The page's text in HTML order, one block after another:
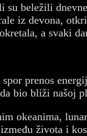
su beležili
iz devona,
a svaki
prenos
bio bliži našoj
okeanima,
života i